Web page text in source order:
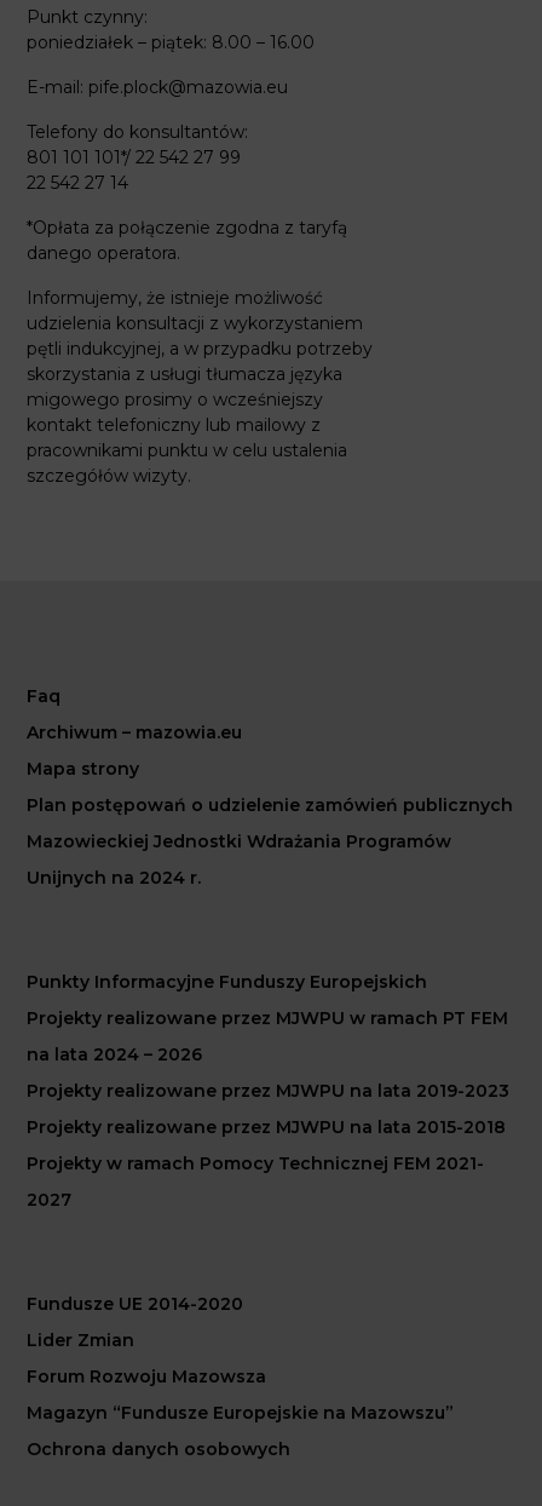
Punkt czynny:
poniedziałek – piątek: 8.00 – 16.00
E-mail: pife.plock@mazowia.eu
Telefony do konsultantów:
801 101 101*/ 22 542 27 99
22 542 27 14
*Opłata za połączenie zgodna z taryfą
danego operatora.
Informujemy, że istnieje możliwość
udzielenia konsultacji z wykorzystaniem
pętli indukcyjnej, a w przypadku potrzeby
skorzystania z usługi tłumacza języka
migowego prosimy o wcześniejszy
kontakt telefoniczny lub mailowy z
pracownikami punktu w celu ustalenia
szczegółów wizyty.
Faq
Archiwum – mazowia.eu
Mapa strony
Plan postępowań o udzielenie zamówień publicznych
Mazowieckiej Jednostki Wdrażania Programów
Unijnych na 2024 r.
Punkty Informacyjne Funduszy Europejskich
Projekty realizowane przez MJWPU w ramach PT FEM
na lata 2024 – 2026
Projekty realizowane przez MJWPU na lata 2019-2023
Projekty realizowane przez MJWPU na lata 2015-2018
Projekty w ramach Pomocy Technicznej FEM 2021-
2027
Fundusze UE 2014-2020
Lider Zmian
Forum Rozwoju Mazowsza
Magazyn “Fundusze Europejskie na Mazowszu”
Ochrona danych osobowych